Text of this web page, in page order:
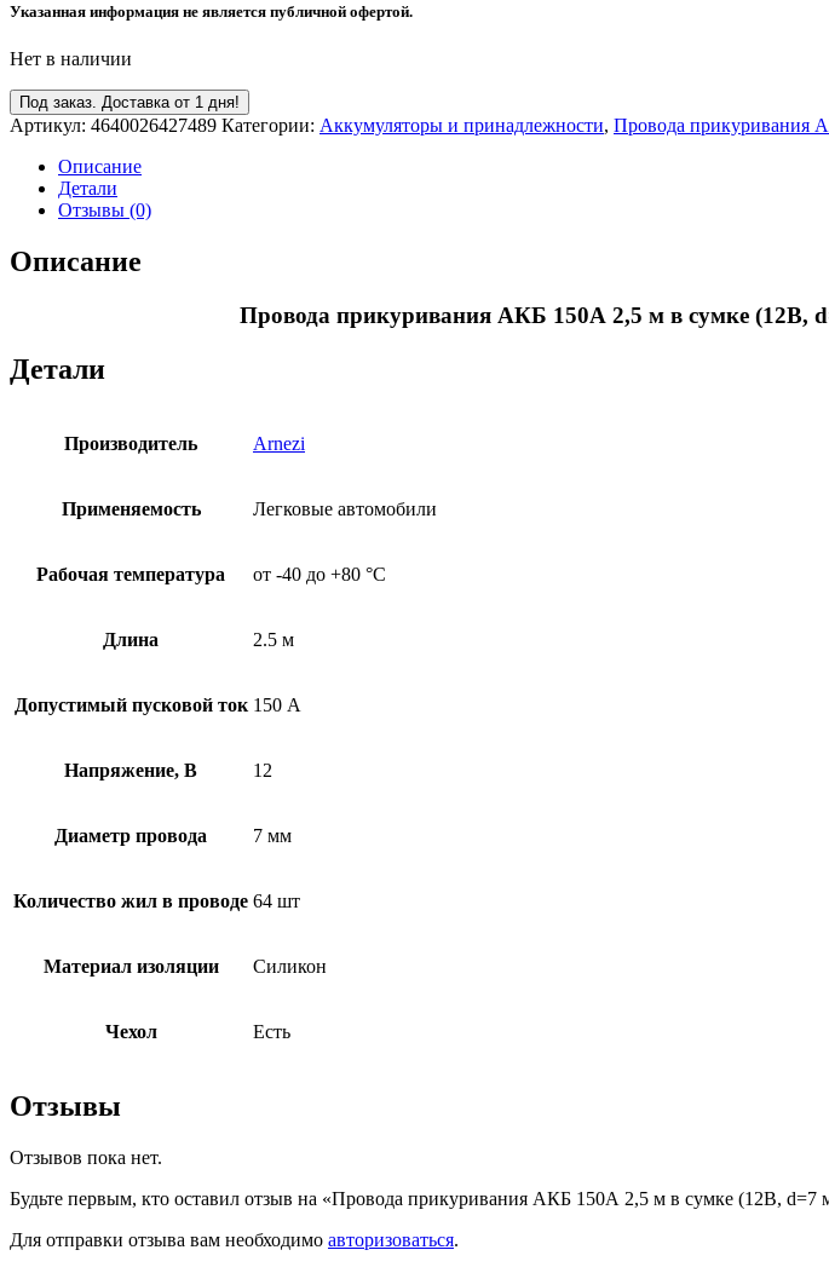
Указанная информация не является публичной офертой.
Нет в наличии
Под заказ. Доставка от 1 дня!
Артикул: 4640026427489 Категории: Аккумуляторы и принадлежности, Провода прикуривания
Описание
Детали
Отзывы (0)
Описание
Провода прикуривания АКБ 150А 2,5 м в сумке (12В,
Детали
Производитель Arnezi
Применяемость Легковые автомобили
Рабочая температура от -40 до +80 °С
Длина 2.5 м
Допустимый пусковой ток 150 А
Напряжение, В 12
Диаметр провода 7 мм
Количество жил в проводе 64 шт
Материал изоляции Силикон
Чехол Есть
Отзывы
Отзывов пока нет.
Будьте первым, кто оставил отзыв на «Провода прикуривания АКБ 150А 2,5 м в сумке (12В,
Для отправки отзыва вам необходимо авторизоваться.